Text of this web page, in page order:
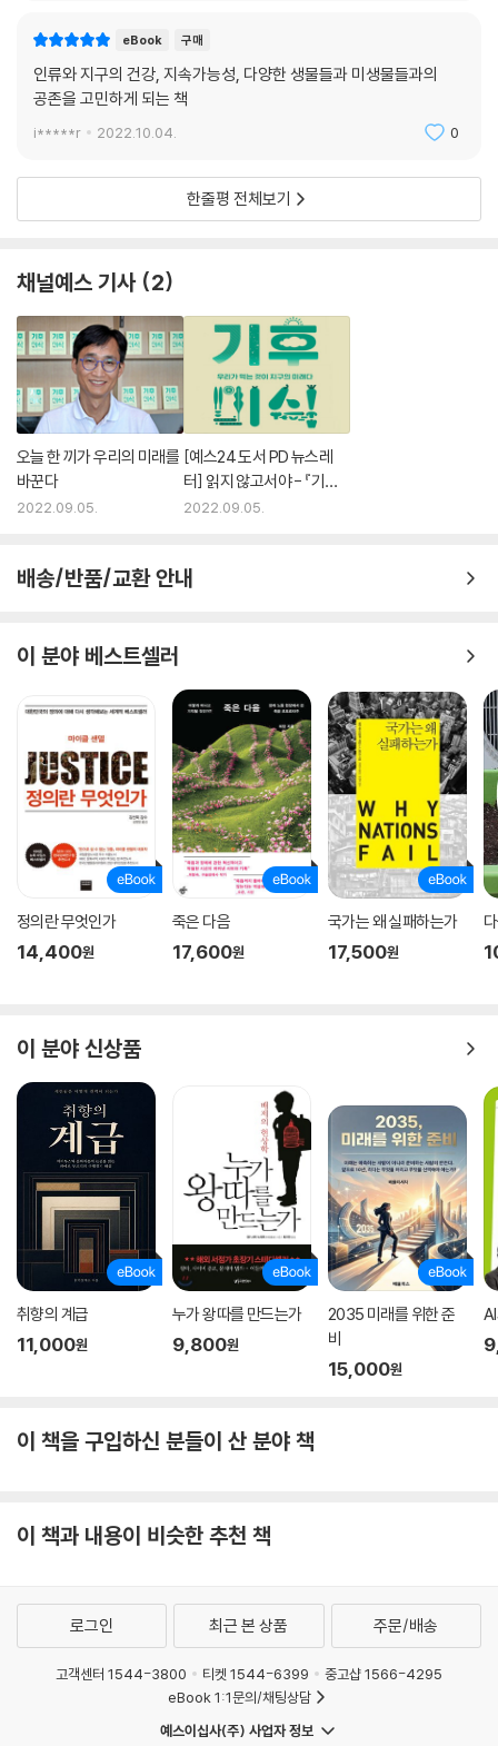
였다는 사실이다. 당시 한국인이 하루에 섭취했던 칼로리는 3,000칼로리
로 2000년대 초반과 비슷한 수준이었다. 그런데도 생태발자국이 적었던
이유는 칼로리의 70~80%를 곡식과 녹말 음식으로 섭취하고, 동물성 식
품을 통해 섭취하던 칼로리는 고작 5~6% 수준일 정도로 칼로리의 대부분
을 식물성 식품으로 섭취했기 때문이다. 현재 한국인이 동물성 식품을 통
해 섭취하는 칼로리는 19%로 이전보다 4배 가까이 증가했다.
한국의 전통 식문화는 동물성 식품과 식용유, 설탕을 거의 사용하지 않았
다. 따라서 그리 오래되지 않은 과거의 전통을 되살리기만 한다면 즐겁고,
것이다. 또한 전 세계인에게 각종 한국의 문화가 주목받고 있는 지금, 한국
의 음식이 건강위기와 기후위기 대응을 위한 핵심적인 수단으로 인식된다
면, 그 과정에서 한국은 기후악당 국가라는 불명예를 벗고, 기후미식 선도
국으로 우뚝 서게 될 수 있을 것이다. 이 책은 우리가 ‘기후미식가’가 될 때
도 풍부해지는 기후미식의 세계로 독자들을 안내한다. 우리는 모두 기후미
식가가 되어야 한다.
eBook 구매
인류와 지구의 건강, 지속가능성, 다양한 생물들과 미생물들과의
공존을 고민하게 되는 책
i*****r 2022.10.04. 0
한줄평 전체보기
채널예스 기사 2
오늘 한 끼가 우리의 미래를
바꾼다
2022.09.05.
[예스24 도서 PD 뉴스레
터] 읽지 않고서야 - 『기후
미식』 외
2022.09.05.
배송/반품/교환 안내
이 분야 베스트셀러
정의란 무엇인가
14,400원
죽은 다음
17,600원
국가는 왜 실패하는가
17,500원
이 분야 신상품
취향의 계급
11,000원
누가 왕따를 만드는가
9,800원
2035 미래를 위한 준
비
15,000원
이 책을 구입하신 분들이 산 분야 책
이 책과 내용이 비슷한 추천 책
로그인 최근 본 상품 주문/배송
고객센터 1544-3800 티켓 1544-6399
중고샵 1566-4295
eBook 1:1문의/채팅상담
예스이십사(주) 사업자 정보